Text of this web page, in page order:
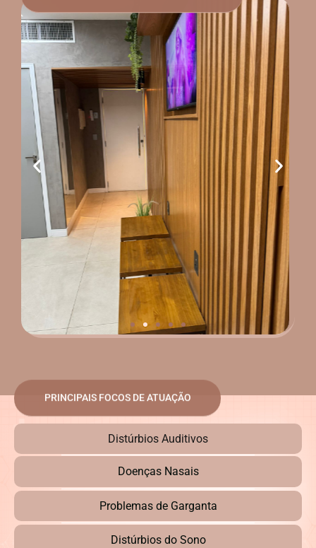
PRINCIPAIS FOCOS DE ATUAÇÃO
Distúrbios Auditivos
Doenças Nasais
Problemas de Garganta
Distúrbios do Sono